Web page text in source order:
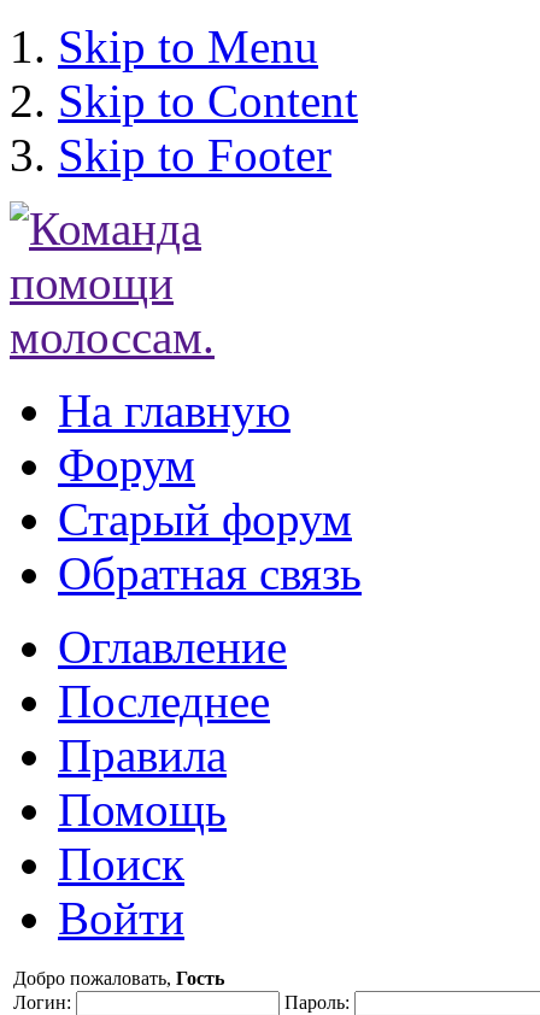
Skip to Menu
Skip to Content
Skip to Footer
На главную
Форум
Старый форум
Обратная связь
Оглавление
Последнее
Правила
Помощь
Поиск
Войти
Добро пожаловать, Гость
Логин:
Пароль: